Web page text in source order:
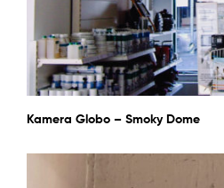
Kamera Globo – Smoky Dome